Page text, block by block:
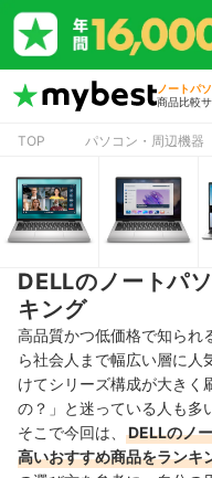
ノートパ
商品比較
TOP パソコン・周辺機器
DELLのノートパ
キング
高品質かつ低価格で知られ
ら社会人まで幅広い層に
けてシリーズ構成が大きく
の？」と迷っている人も多
そこで今回は、
DELLのノ
高いおすすめ商品をランキ